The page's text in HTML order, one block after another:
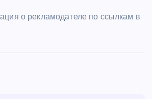
о рекламодателе по ссылкам в